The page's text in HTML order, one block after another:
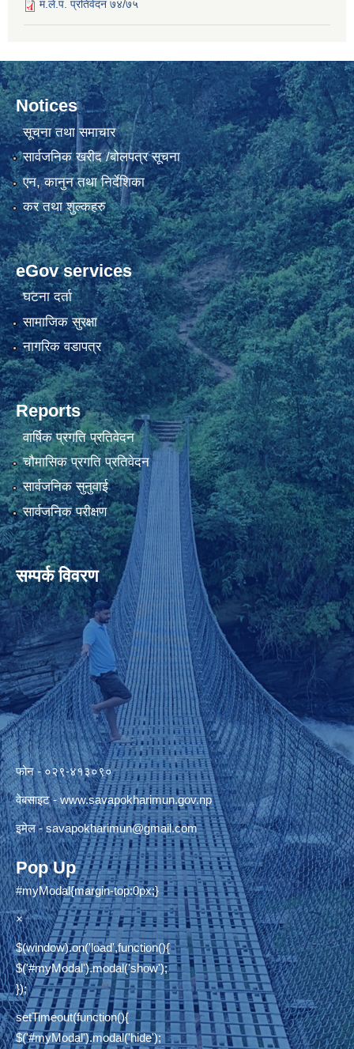
म.ले.प. प्रतिवेदन ७४/७५
Notices
सूचना तथा समाचार
सार्वजनिक खरीद /बोलपत्र सूचना
एन, कानुन तथा निर्देशिका
कर तथा शुल्कहरु
eGov services
घटना दर्ता
सामाजिक सुरक्षा
नागरिक वडापत्र
Reports
वार्षिक प्रगति प्रतिवेदन
चौमासिक प्रगति प्रतिवेदन
सार्वजनिक सुनुवाई
सार्वजनिक परीक्षण
सम्पर्क विवरण
फोन - ०२९-४१३०९०
वेबसाइट -www.savapokharimun.gov.np
इमेल -savapokharimun@gmail.com
Pop Up
#myModal{margin-top:0px;}
×
$(window).on('load',function(){
$('#myModal').modal('show');
});
setTimeout(function(){
$('#myModal').modal('hide');